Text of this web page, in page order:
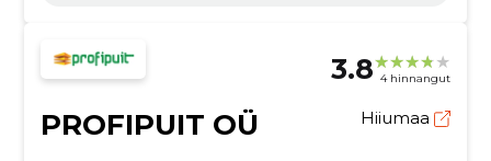
3.8 4 hinnangut
PROFIPUIT OÜ Hiiumaa